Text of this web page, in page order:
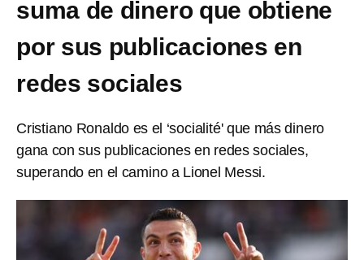
suma de dinero que obtiene
por sus publicaciones en
redes sociales
Cristiano Ronaldo es el ‘socialité' que más dinero
gana con sus publicaciones en redes sociales,
superando en el camino a Lionel Messi.